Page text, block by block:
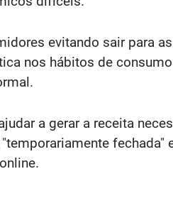
evitando sair para
nos hábitos de
a gerar a receita